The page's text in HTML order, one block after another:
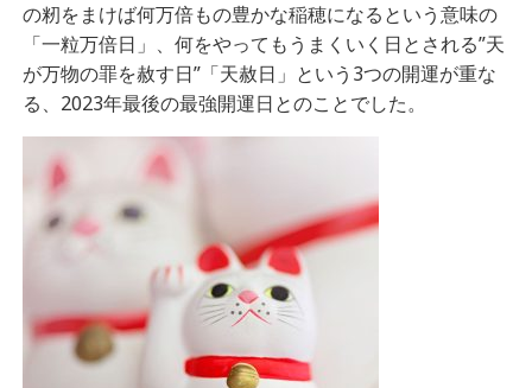
の籾をまけば何万倍もの豊かな稲穂になるという意味の
「一粒万倍日」、何をやってもうまくいく日とされる”天
が万物の罪を赦す日”「天赦日」という3つの開運が重な
る、2023年最後の最強開運日とのことでした。